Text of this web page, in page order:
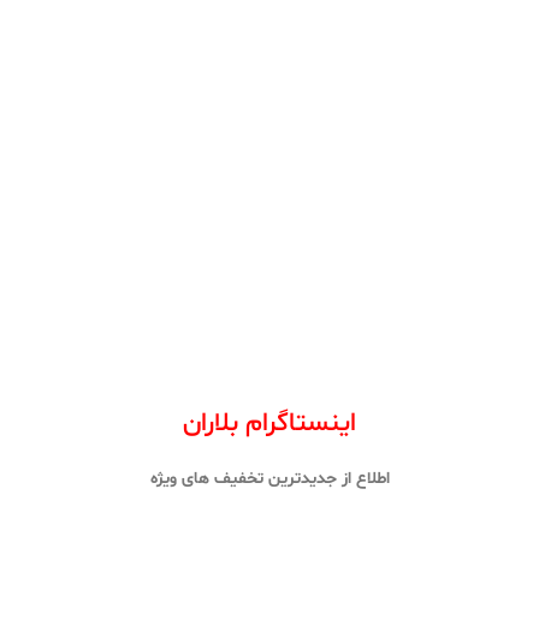
اینستاگرام بلاران
اطلاع از جدیدترین تخفیف های ویژه